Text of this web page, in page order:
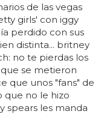
de las vegas
girls' con iggy
perdido con sus
distinta... britney
no te pierdas los
se metieron
que unos "fans" de
que no le hizo
spears les manda